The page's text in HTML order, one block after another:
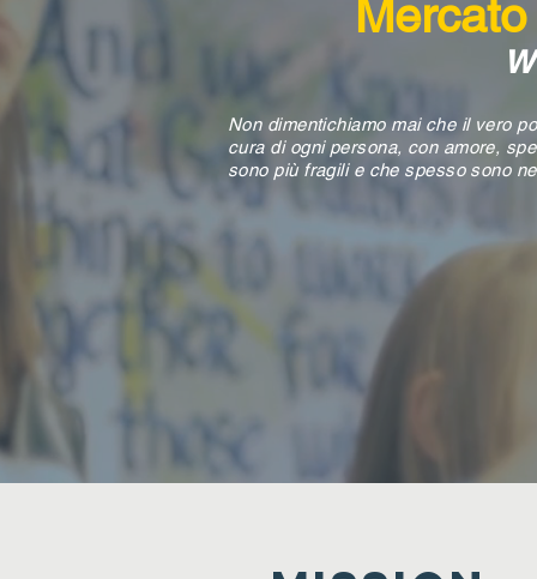
Non dimentichiamo mai che il vero
cura di ogni persona, con amore,
sono più fragili e che spesso sono